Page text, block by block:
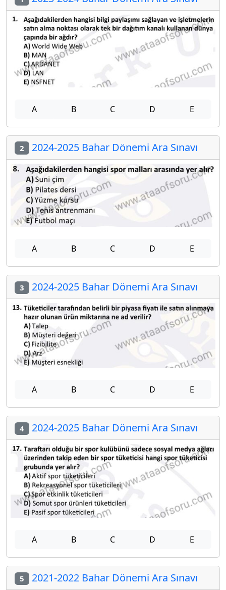
A B C D E
2 2024-2025 Bahar Dönemi Ara Sınavı
A B C D E
3 2024-2025 Bahar Dönemi Ara Sınavı
A B C D E
4 2024-2025 Bahar Dönemi Ara Sınavı
A B C D E
5 2021-2022 Bahar Dönemi Ara Sınavı